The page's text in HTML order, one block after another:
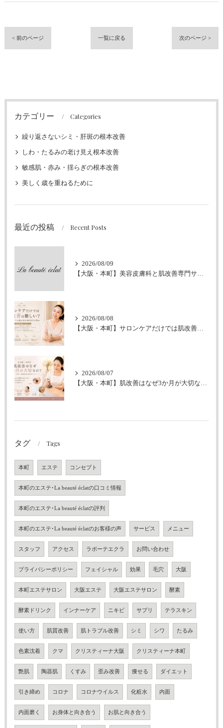
< 前のページ 一覧に戻る 次のページ >
カテゴリー Categories
繰り返さないシミ・肝斑の根本改善
しわ・たるみの老け見え根本改善
敏感肌・赤み・揺らぎの根本改善
美しく歳を重ねるために
最近の投稿 Recent Posts
2026/08/09
2026/08/08
【大阪・本町】サロンケアだけでは肌改善は難しい？｜ホームケアとの組み合わせが大切な理由
2026/08/07
タグ Tags
本町 エステ コンセプト
本町のエステ･La beauté éclatの口コミ情報
本町のエステ･La beauté éclatの評判
本町のエステ･La beauté éclatのお客様の声 サービス メニュー
スタッフ アクセス ラボーテエクラ お問い合わせ
プライバシーポリシー フェイシャル 効果 毛穴 大阪
本町エステサロン 大阪エステ 大阪エステサロン 酵素
酵素ドリンク インナーケア ニキビ サプリ テラスキン
使い方 肌質改善 肌トラブル改善 シミ シワ たるみ
色素沈着 クマ クリスティーナ大阪 クリスティーナ本町
艶肌 陶器肌 くすみ 歪み改善 痩せる ダイエット
引き締め コロナ コロナウイルス 化粧水 内面
内面磨く お身体と向き合う お肌と向き合う